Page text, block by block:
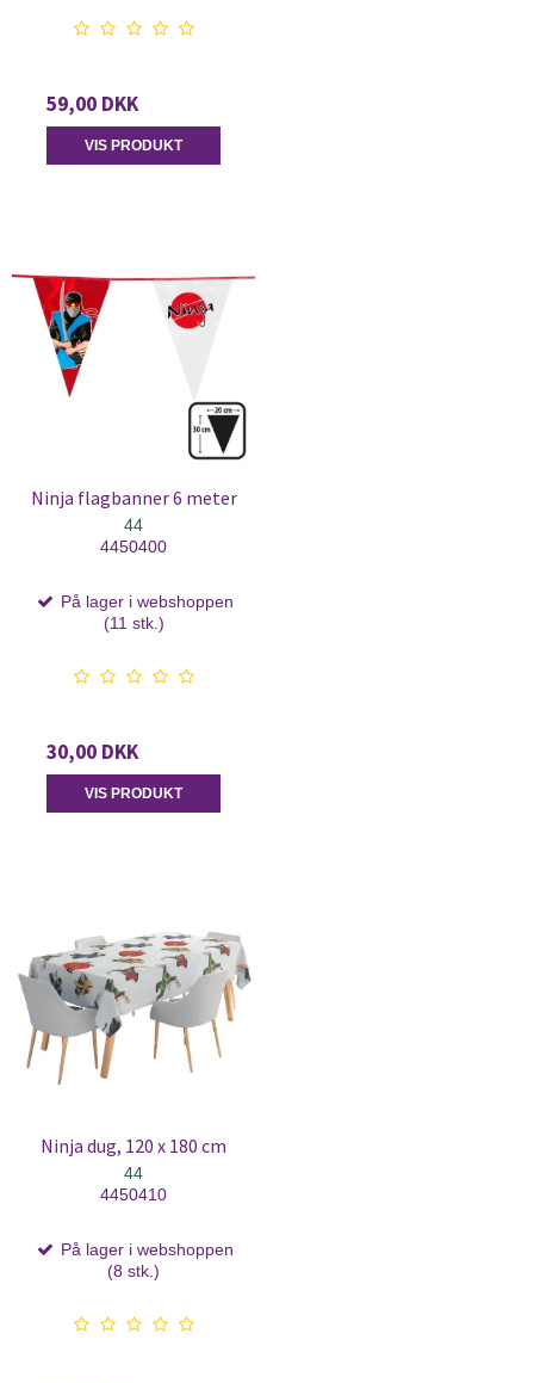
59,00 DKK
VIS PRODUKT
Ninja flagbanner 6 meter
44
4450400
På lager i webshoppen
(11 stk.)
30,00 DKK
VIS PRODUKT
Ninja dug, 120 x 180 cm
44
4450410
På lager i webshoppen
(8 stk.)